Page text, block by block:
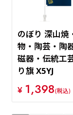
のぼり 深山焼
物・陶芸・陶
磁器・伝統工
り旗 X5YJ
¥ 1,398(税込)